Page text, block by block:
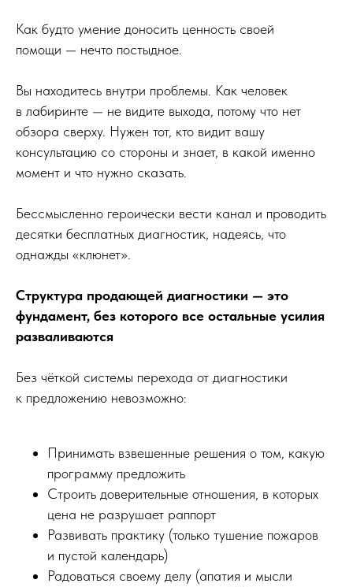
Как будто умение доносить ценность своей
помощи — нечто постыдное.
Вы находитесь внутри проблемы. Как человек
в лабиринте — не видите выхода, потому что нет
обзора сверху. Нужен тот, кто видит вашу
консультацию со стороны и знает, в какой именно
момент и что нужно сказать.
Бессмысленно героически вести канал и проводить
десятки бесплатных диагностик, надеясь, что
однажды «клюнет».
Структура продающей диагностики — это
фундамент, без которого все остальные усилия
разваливаются
Без чёткой системы перехода от диагностики
к предложению невозможно:
Принимать взвешенные решения о том, какую
программу предложить
Строить доверительные отношения, в которых
цена не разрушает раппорт
Развивать практику (только тушение пожаров
и пустой календарь)
Радоваться своему делу (апатия и мысли